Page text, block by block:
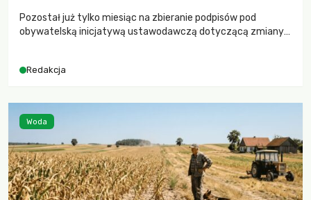
Pozostał już tylko miesiąc na zbieranie podpisów pod
obywatelską inicjatywą ustawodawczą dotyczącą zmiany
niezwykle korzystne rozwiązania dla przyrody i zwierząt,
funkcjonowania łowiectwa w Polsce.
Redakcja
Woda